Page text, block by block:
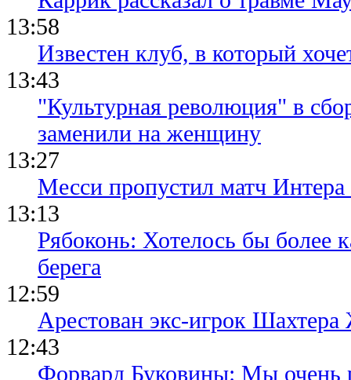
13:58
Известен клуб, в который
13:43
"Культурная революция" в
заменили на женщину
13:27
Месси пропустил матч
13:13
Рябоконь: Хотелось бы более
берега
12:59
Арестован экс-игрок
12:43
Форвард Буковины: Мы очень